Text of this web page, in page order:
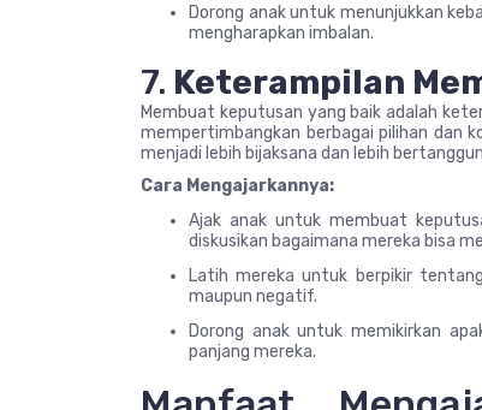
Dorong anak untuk menunjukkan
mengharapkan imbalan.
7. Keterampilan
Membuat keputusan yang baik adalah
mempertimbangkan berbagai pilihan dan
menjadi lebih bijaksana dan lebih
Cara Mengajarkannya:
Ajak anak untuk membuat
diskusikan bagaimana mereka bisa
Latih mereka untuk berpikir
maupun negatif.
Dorong anak untuk memikirkan
panjang mereka.